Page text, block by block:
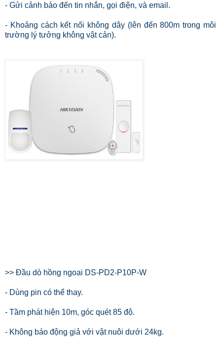
- Gửi cảnh báo đến tin nhắn, gọi điện, và email.
- Khoảng cách kết nối không dây (lên đến 800m trong môi
trường lý tưởng không vật cản).
>> Đầu dò hồng ngoại DS-PD2-P10P-W
- Dùng pin có thể thay.
- Tầm phát hiện 10m, góc quét 85 độ.
- Không báo động giả với vật nuôi dưới 24kg.